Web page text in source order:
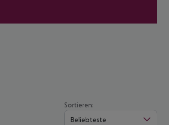
Sortieren:
Beliebteste